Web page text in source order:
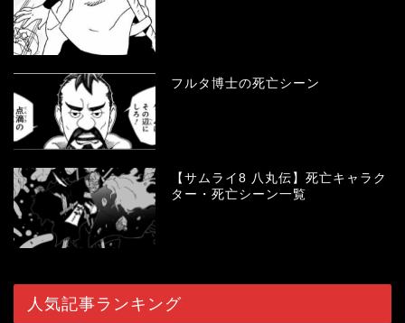
フルタ博士の死亡シーン
【サムライ8 八丸伝】死亡キャラク
ター・死亡シーン一覧
人気記事ランキング